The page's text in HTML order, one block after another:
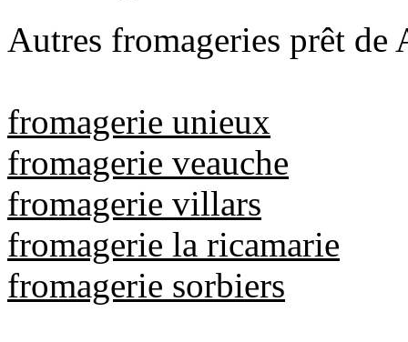
Autres fromageries prêt de
fromagerie unieux
fromagerie veauche
fromagerie villars
fromagerie la ricamarie
fromagerie sorbiers